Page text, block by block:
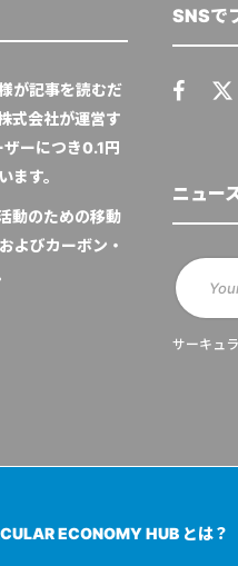
が記事を読むだ
式会社が運営す
ーにつき0.1円
ます。
動のための移動
よびカーボン・
SNSで
ニュー
サーキュ
ECONOMY HUB とは？